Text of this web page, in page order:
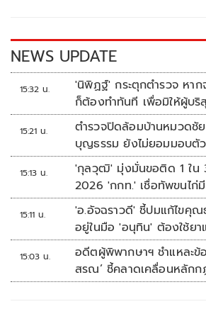
k k
NEWS UPDATE
15:32 น.
'นิพิฏฐ์' กระตุกตำรวจ หา
ก็ต้องทำทันที เพื่อมิให้ผู้บริ
15:21 น.
ตำรวจปิดล้อมบ้านหมวดชั
บุญธรรม ยังไม่ยอมมอบตัว
15:13 น.
'กุลวุฒิ' มุ่งมั่นขอติด 1 ใน
2026 'กกท.' เชื่อทัพขนไก่
15:11 น.
'อ.อัจฉราวดี' ชี้ปมแก้ไขคุณ
อยู่ในมือ 'อนุทิน' ต้องใช้ย
เรื่องปืนแค่ปลายเหตุ
15:03 น.
อดีตผู้พิพากษาฯ ชำแหละข้
สรณ’ ชี้คลาดเคลื่อนหลักก